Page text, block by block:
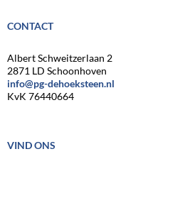
CONTACT
Albert Schweitzerlaan 2
2871 LD Schoonhoven
info@pg-dehoeksteen.nl
KvK 76440664
VIND ONS